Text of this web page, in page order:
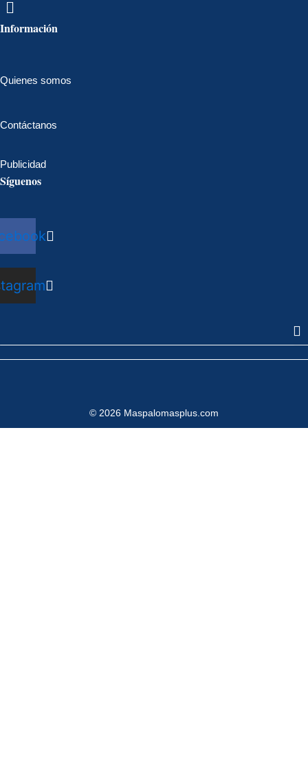
Información
Quienes somos
Contáctanos
Publicidad
Síguenos
© 2026 Maspalomasplus.com